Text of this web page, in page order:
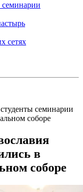
сетях
семинарии
соборе
в
соборе